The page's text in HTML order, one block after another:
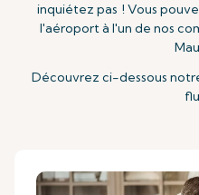
inquiétez pas ! Vous
l'aéroport à l'un de nos
Découvrez ci-dessous